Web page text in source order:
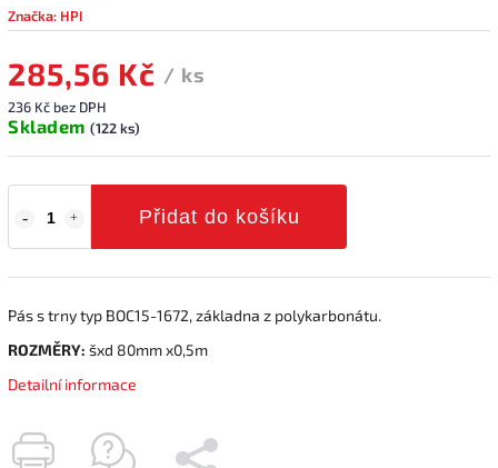
Značka: HPI
285,56 Kč / ks
236 Kč bez DPH
Skladem (122 ks)
Přidat do košíku
Pás s trny typ BOC15-1672, základna z polykarbonátu.
ROZMĚRY: šxd 80mm x0,5m
Detailní informace